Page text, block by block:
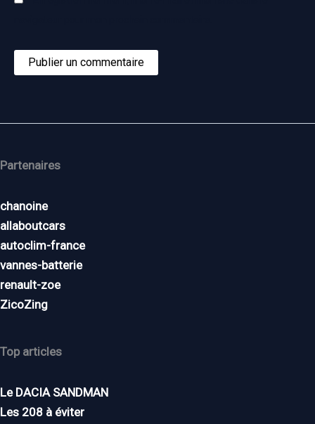
Partenaires
chanoine
allaboutcars
autoclim-france
vannes-batterie
renault-zoe
ZicoZing
Top articles
Le DACIA SANDMAN
Les 208 à éviter